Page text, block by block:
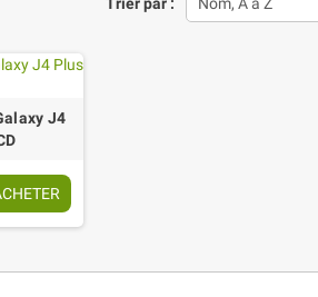
Trier par : Nom, A à Z
J4